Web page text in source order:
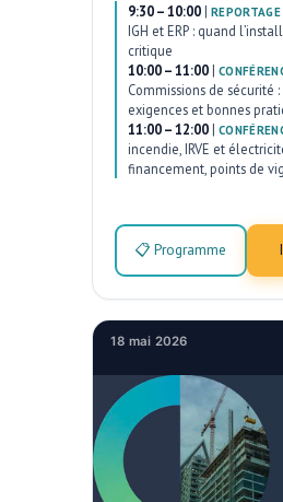
9:30 – 10:00 | REPORTAGE
IGH et ERP : quand
critique
10:00 – 11:00 |
Commissions de sécurité
exigences et bonnes
11:00 – 12:00 |
incendie, IRVE et
financement, points de
📋 Programme
18 mai 2026